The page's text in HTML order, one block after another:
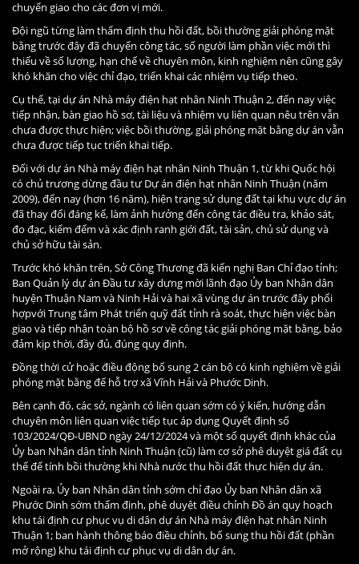
chuyển giao cho các đơn vị mới.
Đội ngũ từng làm thẩm định thu hồi đất, bồi thường giải phóng mặt
bằng trước đây đã chuyển công tác, số người làm phần việc mới thì
thiếu về số lượng, hạn chế về chuyên môn, kinh nghiệm nên cũng gây
khó khăn cho việc chỉ đạo, triển khai các nhiệm vụ tiếp theo.
Cụ thể, tại dự án Nhà máy điện hạt nhân Ninh Thuận 2, đến nay việc
tiếp nhận, bàn giao hồ sơ, tài liệu và nhiệm vụ liên quan nêu trên vẫn
chưa được thực hiện; việc bồi thường, giải phóng mặt bằng dự án vẫn
chưa được tiếp tục triển khai tiếp.
Đối với dự án Nhà máy điện hạt nhân Ninh Thuận 1, từ khi Quốc hội
có chủ trương dừng đầu tư Dự án điện hạt nhân Ninh Thuận (năm
2009), đến nay (hơn 16 năm), hiện trạng sử dụng đất tại khu vực dự án
đã thay đổi đáng kể, làm ảnh hưởng đến công tác điều tra, khảo sát,
đo đạc, kiểm đếm và xác định ranh giới đất, tài sản, chủ sử dụng và
chủ sở hữu tài sản.
Trước khó khăn trên, Sở Công Thương đã kiến nghị Ban Chỉ đạo tỉnh;
Ban Quản lý dự án Đầu tư xây dựng mời lãnh đạo Ủy ban Nhân dân
huyện Thuận Nam và Ninh Hải và hai xã vùng dự án trước đây phối
hợpvới Trung tâm Phát triển quỹ đất tỉnh rà soát, thực hiện việc bàn
giao và tiếp nhận toàn bộ hồ sơ về công tác giải phóng mặt bằng, bảo
đảm kịp thời, đầy đủ, đúng quy định.
Đồng thời cử hoặc điều động bổ sung 2 cán bộ có kinh nghiệm về giải
phóng mặt bằng để hỗ trợ xã Vĩnh Hải và Phước Dinh.
Bên cạnh đó, các sở, ngành có liên quan sớm có ý kiến, hướng dẫn
chuyên môn liên quan việc tiếp tục áp dụng Quyết định số
103/2024/QĐ-UBND ngày 24/12/2024 và một số quyết định khác của
Ủy ban Nhân dân tỉnh Ninh Thuận (cũ) làm cơ sở phê duyệt giá đất cụ
thể để tính bồi thường khi Nhà nước thu hồi đất thực hiện dự án.
Ngoài ra, Ủy ban Nhân dân tỉnh sớm chỉ đạo Ủy ban Nhân dân xã
Phước Dinh sớm thẩm định, phê duyệt điều chỉnh Đồ án quy hoạch
khu tái định cư phục vụ di dân dự án Nhà máy điện hạt nhân Ninh
Thuận 1; ban hành thông báo điều chỉnh, bổ sung thu hồi đất (phần
mở rộng) khu tái định cư phục vụ di dân dự án.